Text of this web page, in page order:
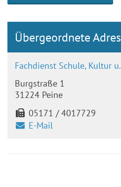
Übergeordnete
Fachdienst Schule, Kultur
Burgstraße 1
31224 Peine
05171 / 4017729
E-Mail